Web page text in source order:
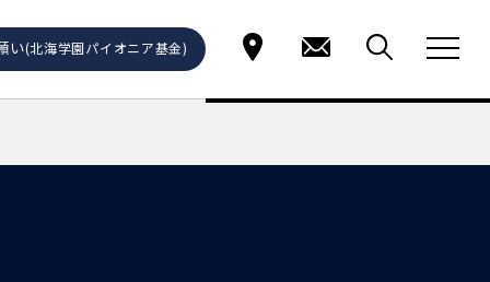
い(北海学園パイオニア基金)